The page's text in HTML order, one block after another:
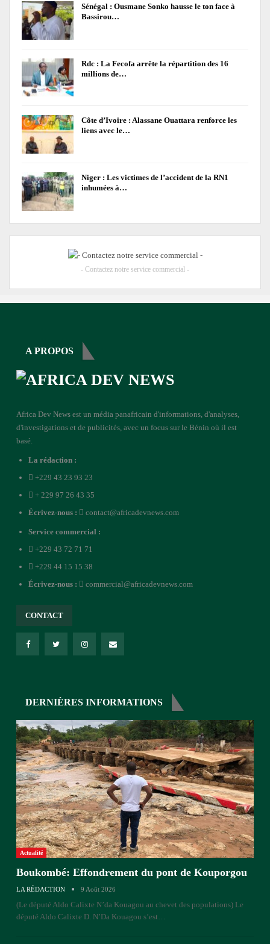
Sénégal : Ousmane Sonko hausse le ton face à
Bassirou…
Rdc : La Fecofa arrête la répartition des 16
millions de…
Côte d’Ivoire : Alassane Ouattara renforce les
liens avec le…
Niger : Les victimes de l’accident de la RN1
inhumées à…
- Contactez notre service commercial -
A PROPOS
Africa Dev News est un média panafricain d'informations, d'analyses,
d'investigations et de publicités, avec un focus sur le Bénin où il est
basé.
La rédaction :
+229 43 23 93 23
+ 229 97 26 43 35
Écrivez-nous :
contact@africadevnews.com
Service commercial :
+229 43 72 71 71
+229 44 15 15 38
Écrivez-nous :
commercial@africadevnews.com
CONTACT
DERNIÈRES INFORMATIONS
Actualité
Boukombé: Effondrement du pont de Kouporgou
LA RÉDACTION 9 Août 2026
(Le député Aldo Calixte N’da Kouagou au chevet des populations) Le
député Aldo Calixte D. N’Da Kouagou s’est